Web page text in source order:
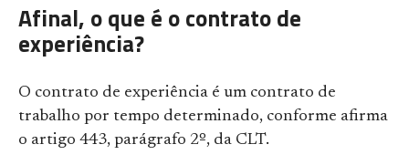
Afinal, o que é o contrato de
experiência?
O contrato de experiência é um contrato de
trabalho por tempo determinado, conforme afirma
o artigo 443, parágrafo 2º, da CLT.